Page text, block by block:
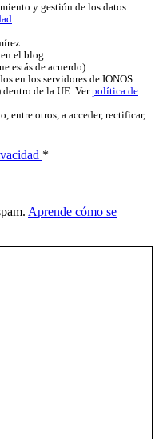
y gestión de los datos
.
el blog.
estás de acuerdo)
en los servidores de IONOS
de la UE. Verpolítica de
entre otros, a acceder, rectificar,
*
Aprende cómo se